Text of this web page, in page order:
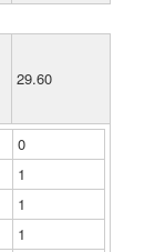
29.60
0
1
1
1